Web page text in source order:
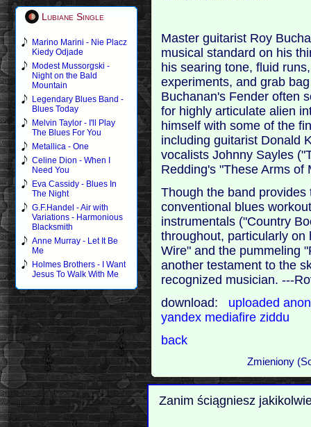
Lubiane Single
Marino Marini - Nie Placz
Kiedy Odjade
Modest Mussorgski -
Night on the Bald
Mountain
Legendary Blues Band -
Blues Today
Melvin Taylor - I'll Play
The Blues For You
Metallica - One
Celine Dion - When I
Need You
Eva Cassidy - Blues In
The Night
G.F.Handel - Air with
Variations - Harmonious
Blacksmith
Anne Murray - Let It Be
Me
Holmes Brothers - I Want
Jesus To Walk With Me
Master guitarist Roy
musical standard on his
his searing tone, fluid
experiments, and grab
Buchanan's Fender often
for highly articulate alien
himself with some of the
including guitarist Donald
vocalists Johnny Sayles
Redding's "These Arms of
Though the band
conventional blues
instrumentals ("Country
throughout, particularly
Wire" and the pummeling
another testament to the
recognized musician. ---
download: uploaded
yandex mediafireziddu
back
Zmieniony
Zanim ściągniesz